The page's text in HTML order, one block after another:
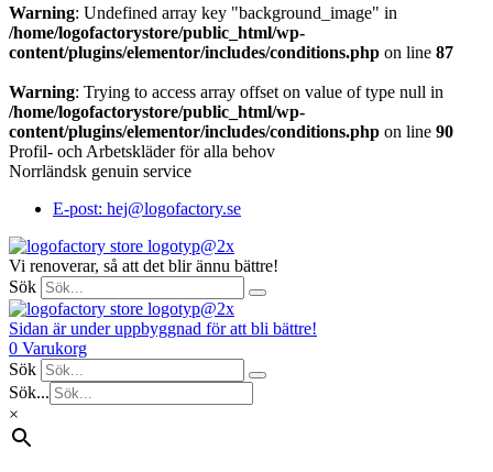
Warning: Undefined array key "background_image" in
/home/logofactorystore/public_html/wp-
content/plugins/elementor/includes/conditions.php on line 87
Warning: Trying to access array offset on value of type null in
/home/logofactorystore/public_html/wp-
content/plugins/elementor/includes/conditions.php on line 90
Profil- och Arbetskläder för alla behov
Norrländsk genuin service
E-post: hej@logofactory.se
Vi renoverar, så att det blir ännu bättre!
Sök
Sidan är under uppbyggnad för att bli bättre!
0 Varukorg
Sök
Sök...
×